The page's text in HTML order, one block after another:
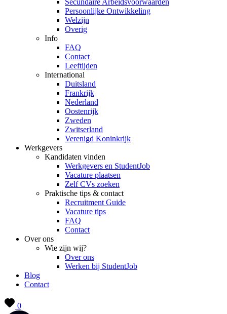
Secundaire Arbeidsvoorwaarden
Persoonlijke Ontwikkeling
Welzijn
Overig
Info
FAQ
Contact
Leeftijden
International
Duitsland
Frankrijk
Nederland
Oostenrijk
Zweden
Zwitserland
Verenigd Koninkrijk
Werkgevers
Kandidaten vinden
Werkgevers en StudentJob
Vacature plaatsen
Zelf CVs zoeken
Praktische tips & contact
Recruitment Guide
Vacature tips
FAQ
Contact
Over ons
Wie zijn wij?
Over ons
Werken bij StudentJob
Blog
Contact
0